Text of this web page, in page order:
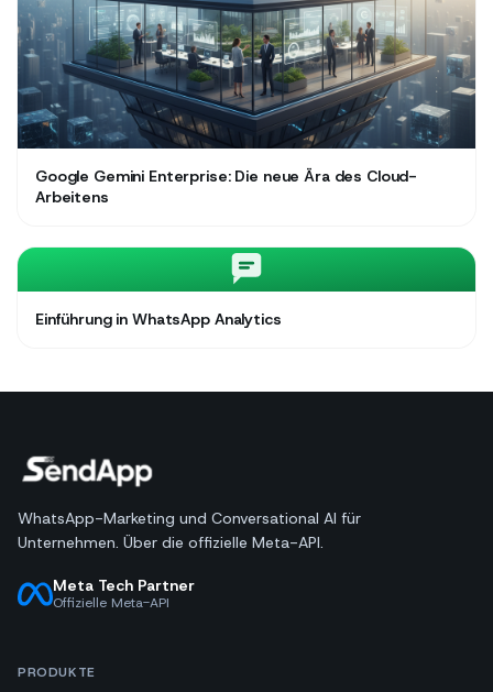
Google Gemini Enterprise: Die neue Ära des Cloud-
Arbeitens
Einführung in WhatsApp Analytics
WhatsApp-Marketing und Conversational AI für
Unternehmen. Über die offizielle Meta-API.
Meta Tech Partner
Offizielle Meta-API
PRODUKTE